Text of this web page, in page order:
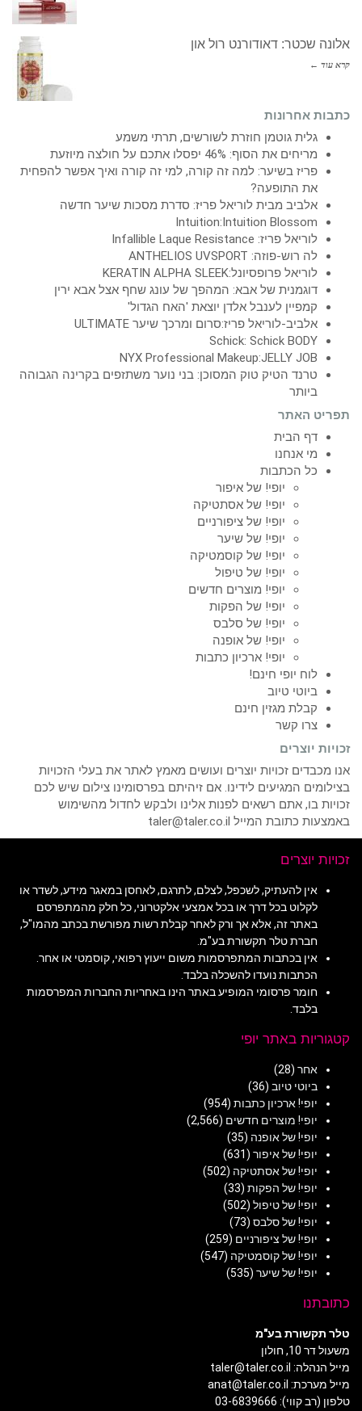
אלונה שכטר: דאודורנט רול און
קרא עוד ←
כתבות אחרונות
גלית גוטמן חוזרת לשורשים, תרתי משמע
מריחים את הסוף: 46% יפסלו אתכם על חולצה מיוזעת
פריז בשיער: למה זה קורה, למי זה קורה ואיך אפשר להפחית
את התופעה?
אלביב מבית לוריאל פריז: סדרת מסכות שיער חדשה
Intuition:Intuition Blossom
לוריאל פריז: Infallible Laque Resistance
לה רוש-פוזה: ANTHELIOS UVSPORT
לוריאל פרופסיונל:KERATIN ALPHA SLEEK
דוגמנית של אבא: המהפך של עונג שחף אצל אבא ירין
קמפיין לענבל אלדן יוצאת 'האח הגדול'
אלביב-לוריאל פריז:סרום ומרכך שיער ULTIMATE
Schick: Schick BODY
NYX Professional Makeup:JELLY JOB
טרנד הטיק טוק המסוכן: בני נוער משתזפים בקרינה הגבוהה
ביותר
תפריט האתר
דף הבית
מי אנחנו
כל הכתבות
יופי! של איפור
יופי! של אסתטיקה
יופי! של ציפורניים
יופי! של שיער
יופי! של קוסמטיקה
יופי! של טיפול
יופי! מוצרים חדשים
יופי! של הפקות
יופי! של סלבס
יופי! של אופנה
יופי! ארכיון כתבות
לוח יופי חינם!
ביוטי טיוב
קבלת מגזין חינם
צרו קשר
זכויות יוצרים
אנו מכבדים זכויות יוצרים ועושים מאמץ לאתר את בעלי הזכויות
בצילומים המגיעים לידינו. אם זיהיתם בפרסומינו צילום שיש לכם
זכויות בו, אתם רשאים לפנות אלינו ולבקש לחדול מהשימוש
באמצעות כתובת המייל taler@taler.co.il
זכויות יוצרים
אין להעתיק, לשכפל, לצלם, לתרגם, לאחסן במאגר מידע, לשדר או
לקלוט בכל דרך או בכל אמצעי אלקטרוני, כל חלק מהמתפרסם
באתר זה, אלא אך ורק לאחר קבלת רשות מפורשת בכתב מהמו"ל,
חברת טלר תקשורת בע"מ.
אין בכתבות המתפרסמות משום ייעוץ רפואי, קוסמטי או אחר.
הכתבות נועדו להשכלה בלבד.
חומר פרסומי המופיע באתר הינו באחריות החברות המפרסמות
בלבד.
קטגוריות באתר יופי
אחר (28)
ביוטי טיוב (36)
יופי! ארכיון כתבות (954)
יופי! מוצרים חדשים (2,566)
יופי! של אופנה (35)
יופי! של איפור (631)
יופי! של אסתטיקה (502)
יופי! של הפקות (33)
יופי! של טיפול (502)
יופי! של סלבס (73)
יופי! של ציפורניים (259)
יופי! של קוסמטיקה (547)
יופי! של שיער (535)
כתובתנו
טלר תקשורת בע"מ
משעול דר 10, חולון
מייל הנהלה: taler@taler.co.il
מייל מערכת: anat@taler.co.il
טלפון (רב קווי): 03-6839666